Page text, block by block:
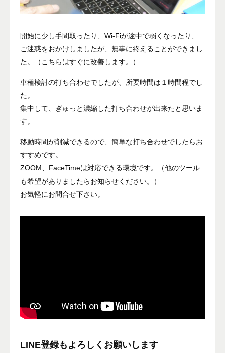
開始に少し手間取ったり、Wi-Fiが途中で弱くなったり、
ご迷惑をおかけしましたが、無事に終えることができまし
た。（こちらはすぐに改善します。）
車種検討の打ち合わせでしたが、所要時間は１時間程でし
た。
集中して、ぎゅっと濃縮した打ち合わせが出来たと思いま
す。
移動時間が削減できるので、簡単な打ち合わせでしたらお
すすめです。
ZOOM、FaceTimeは対応できる環境です。（他のツール
も希望がありましたらお知らせください。）
お気軽にお問合せ下さい。
LINE登録もよろしくお願いします